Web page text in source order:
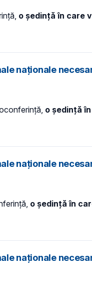
o ședință în care
naționale
o ședință
naționale
o ședință în
naționale